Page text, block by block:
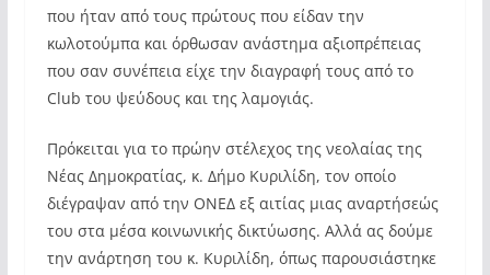
που ήταν από τους πρώτους που είδαν την
κωλοτούμπα και όρθωσαν ανάστημα αξιοπρέπειας
που σαν συνέπεια είχε την διαγραφή τους από το
Club του ψεύδους και της λαμογιάς.
Πρόκειται για το πρώην στέλεχος της νεολαίας της
Νέας Δημοκρατίας, κ. Δήμο Κυριλίδη, τον οποίο
διέγραψαν από την ΟΝΕΔ εξ αιτίας μιας αναρτήσεώς
του στα μέσα κοινωνικής δικτύωσης. Αλλά ας δούμε
την ανάρτηση του κ. Κυριλίδη, όπως παρουσιάστηκε